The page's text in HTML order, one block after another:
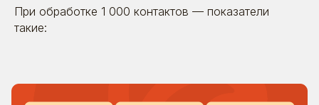
При обработке 1 000 контактов — показатели
такие: